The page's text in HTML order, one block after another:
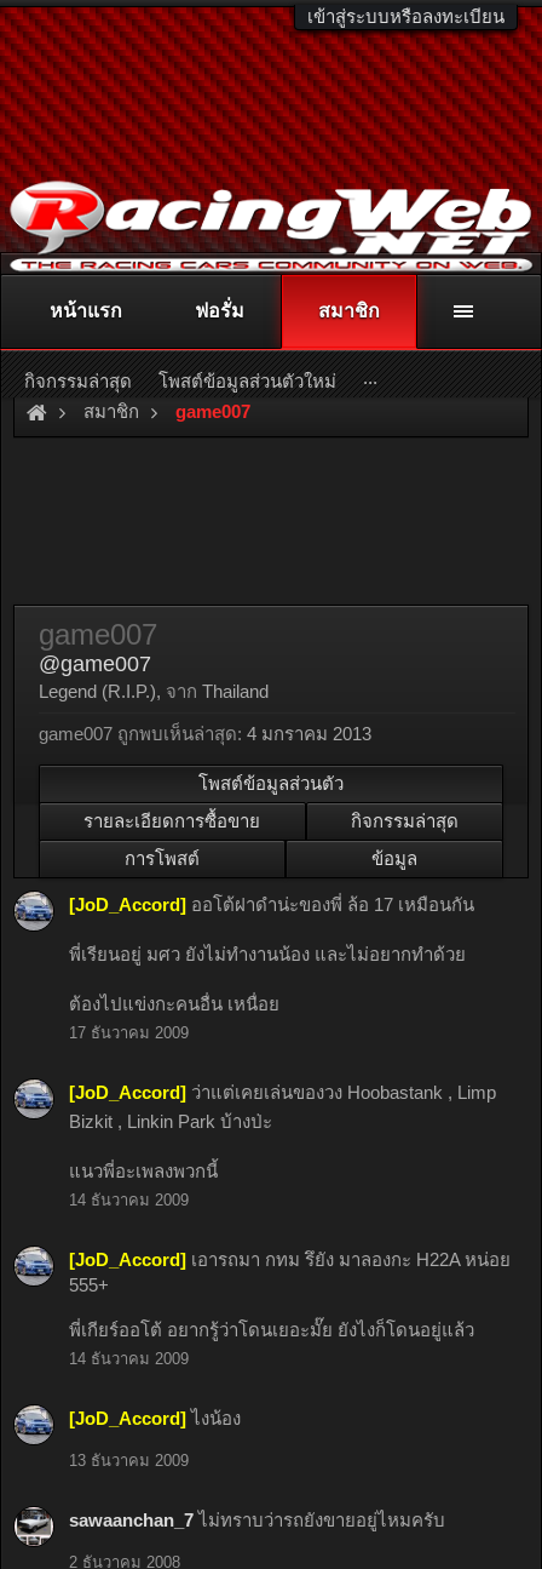
เข้าสู่ระบบหรือลงทะเบียน
ติดต่อลงโฆษณา racingweb@gmail.comหรือโทร. 081-811-1138
หรืออ่านรายละเอียดเพิ่มเติม คลิกที่นี่
สมาชิก game007
game007
@game007
Legend (R.I.P.), จาก Thailand
game007 ถูกพบเห็นล่าสุด: 4 มกราคม 2013
โพสต์ข้อมูลส่วนตัว
รายละเอียดการซื้อขาย
กิจกรรมล่าสุด
การโพสต์
ข้อมูล
[JoD_Accord] ออโต้ฝาดำน่ะของพี่ ล้อ 17 เหมือนกัน
พี่เรียนอยู่ มศว ยังไม่ทำงานน้อง และไม่อยากทำด้วย
ต้องไปแข่งกะคนอื่น เหนื่อย
17 ธันวาคม 2009
[JoD_Accord] ว่าแต่เคยเล่นของวง Hoobastank , Limp
Bizkit , Linkin Park บ้างป่ะ
แนวพี่อะเพลงพวกนี้
14 ธันวาคม 2009
[JoD_Accord] เอารถมา กทม รึยัง มาลองกะ H22A หน่อย
555+
พี่เกียร์ออโต้ อยากรู้ว่าโดนเยอะมั๊ย ยังไงก็โดนอยู่แล้ว
14 ธันวาคม 2009
[JoD_Accord] ไงน้อง
13 ธันวาคม 2009
sawaanchan_7 ไม่ทราบว่ารถยังขายอยู่ไหมครับ
2 ธันวาคม 2008
หน้าแรก ฟอรั่ม สมาชิก
กิจกรรมล่าสุด โพสต์ข้อมูลส่วนตัวใหม่ ...